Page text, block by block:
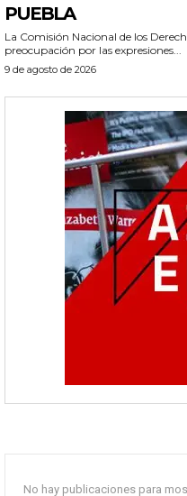
PUEBLA
La Comisión Nacional de los
preocupación por las expresiones...
9 de agosto de 2026
No hay publicaciones para